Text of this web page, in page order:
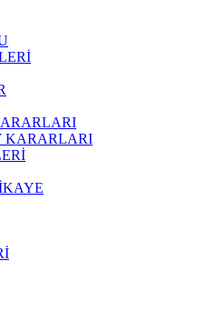
KARARLARI